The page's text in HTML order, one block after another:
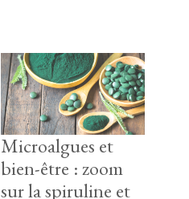
Microalgues et
bien-être : zoom
sur la spiruline et